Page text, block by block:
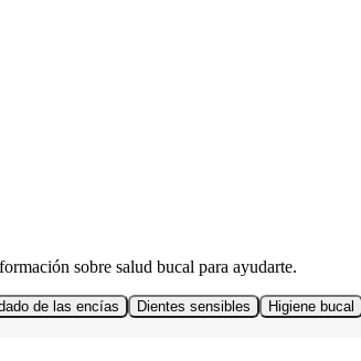
sobre salud bucal para ayudarte.
de las encías Dientes sensibles Higiene bucal